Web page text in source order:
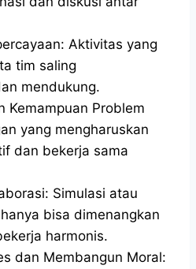
Aktivitas yang
tim saling
mendukung.
Kemampuan Problem
yang mengharuskan
dan bekerja sama
Simulasi atau
bisa dimenangkan
harmonis.
dan Membangun Moral: